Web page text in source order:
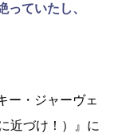
っていたし、
ー・ジャーヴェ
近づけ！）』に